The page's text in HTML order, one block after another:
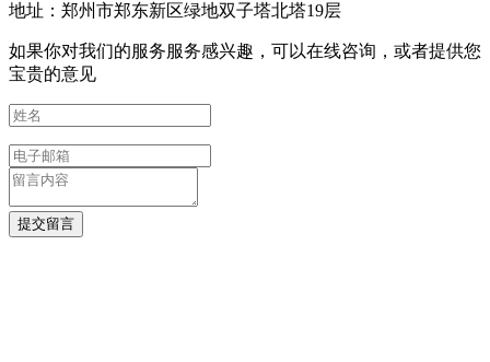
地址：郑州市郑东新区绿地双子塔北塔19层
如果你对我们的服务服务感兴趣，可以在线咨询，或者提供您
宝贵的意见
提交留言